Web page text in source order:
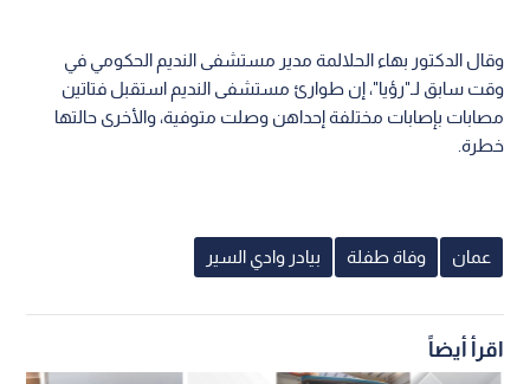
وقال الدكتور بهاء الحلالمة مدير مستشفى النديم الحكومي في
وقت سابق لـ"رؤيا"، إن طوارئ مستشفى النديم استقبل فتاتين
مصابات بإصابات مختلفة إحداهن وصلت متوفية، والأخرى حالتها
خطرة.
عمان وفاة طفلة بيادر وادي السير
اقرأ أيضاً